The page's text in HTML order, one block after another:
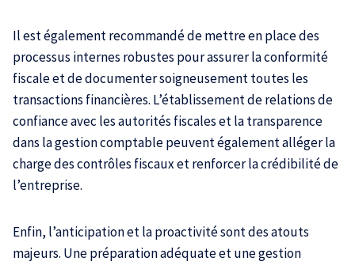
Il est également recommandé de mettre en place des
processus internes robustes pour assurer la conformité
fiscale et de documenter soigneusement toutes les
transactions financières. L’établissement de relations de
confiance avec les autorités fiscales et la transparence
dans la gestion comptable peuvent également alléger la
charge des contrôles fiscaux et renforcer la crédibilité de
l’entreprise.
Enfin, l’anticipation et la proactivité sont des atouts
majeurs. Une préparation adéquate et une gestion